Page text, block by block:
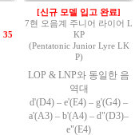
35
[신규 모델 입고 완료]
7현 오음계 주니어 라이어 L
KP
(Pentatonic Junior Lyre LK
P)
LOP & LNP와 동일한 음
역대
d'(D4) – e'(E4) – g'(G4) –
a'(A3) – b'(A4) – d"(D3)–
e"(E4)